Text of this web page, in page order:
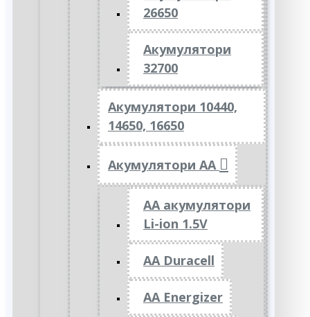
26650
Акумулятори
32700
Акумулятори 10440,
14650, 16650
Акумулятори АА
AA акумулятори
Li-ion 1.5V
AA Duracell
AA Energizer